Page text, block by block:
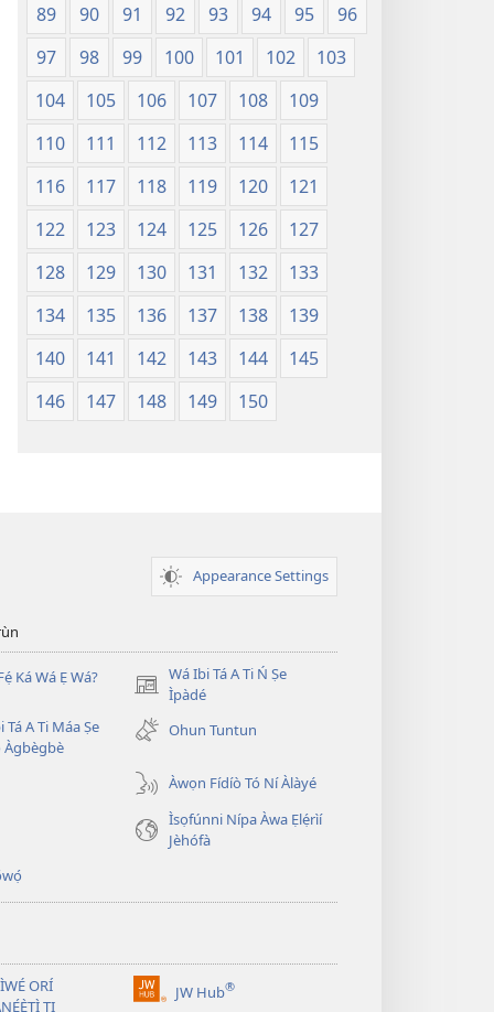
89
90 91 92 93 94 95
96
97
98 99 100 101 102
103
104
105 106 107 108
109
110
111 112 113 114
115
116
117 118 119 120
121
122
123 124 125 126
127
128
129 130 131 132
133
134
135 136 137 138
139
140
141 142 143 144
145
146
147 148 149 150
Appearance Settings
Ká Wá Ẹ Wá?
Wá Ibi Tá A Ti Ń Ṣe
Ìpàdé
(opens
new
window)
Tá A Ti Máa Ṣe
Àgbègbè
Ohun Tuntun
Àwọn Fídíò Tó Ní Àlàyé
Ìsọfúnni Nípa Àwa Ẹlẹ́rìí
Jèhófà
ORÍ
TI
JW Hub®
(opens